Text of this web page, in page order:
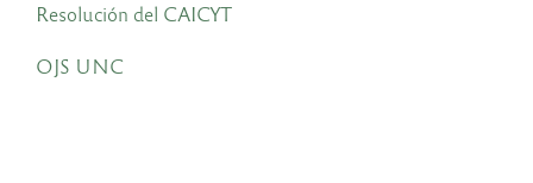
Resolución del CAICYT
OJS UNC